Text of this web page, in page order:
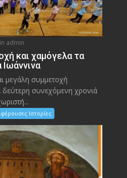
admin
και χαμόγελα τα
Ιωάννινα
μεγάλη συμμετοχή
συνεχόμενη χρονιά
Ιστορίες